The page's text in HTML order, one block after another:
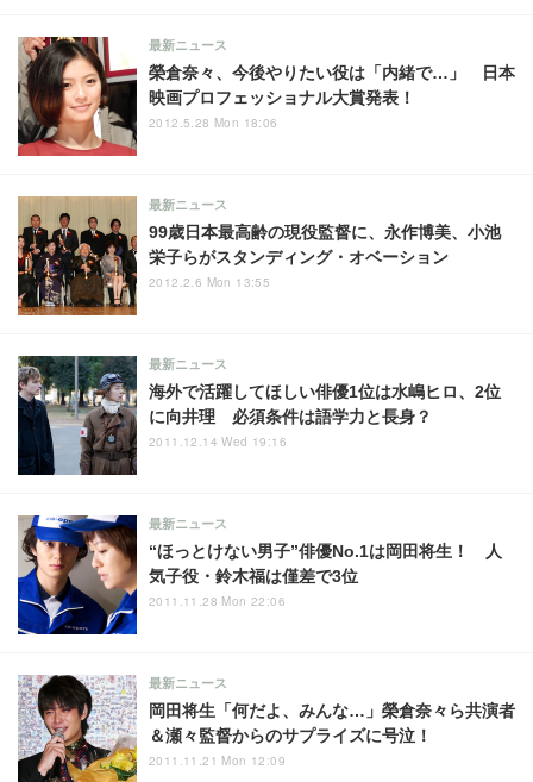
榮倉奈々、今後やりたい役は「内緒で…」 日本
映画プロフェッショナル大賞発表！
最新ニュース
2012.5.28 Mon 18:06
99歳日本最高齢の現役監督に、永作博美、小池
栄子らがスタンディング・オベーション
最新ニュース
2012.2.6 Mon 13:55
海外で活躍してほしい俳優1位は水嶋ヒロ、2位
に向井理 必須条件は語学力と長身？
最新ニュース
2011.12.14 Wed 19:16
“ほっとけない男子”俳優No.1は岡田将生！ 人
気子役・鈴木福は僅差で3位
最新ニュース
2011.11.28 Mon 22:06
岡田将生「何だよ、みんな…」榮倉奈々ら共演者
＆瀬々監督からのサプライズに号泣！
最新ニュース
2011.11.21 Mon 12:09